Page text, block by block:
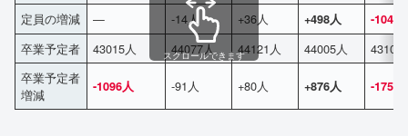
定員の増減
— -14人 +36人 +498人 -1046
卒業予定者 43015人 44077人 44121人 44005人
43100
卒業予定者
増減
-1096人 -91人 +80人 +876人 -1753
スクロールできます